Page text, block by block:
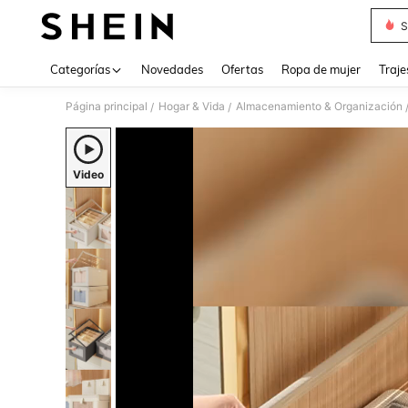
Categorías Novedades Ofertas Ropa de mujer
Página principal / Hogar & Vida / Almacenamiento & Organización /
Video